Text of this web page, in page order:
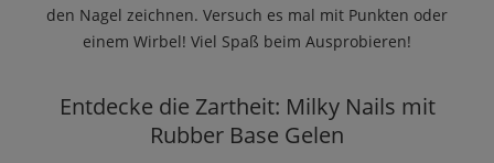
den Nagel zeichnen. Versuch es mal mit Punkten oder
einem Wirbel! Viel Spaß beim Ausprobieren!
Entdecke die Zartheit: Milky Nails mit
Rubber Base Gelen